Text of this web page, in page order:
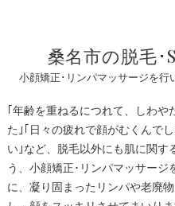
小顔矯正･リンパマッサージを
桑名市の脱毛
｢年齢を重ねるにつれて、しわや
た｣｢日々の疲れで顔がむくんで
い｣など、脱毛以外にも肌に関す
う、小顔矯正･リンパマッサー
に、凝り固まったリンパや老廃